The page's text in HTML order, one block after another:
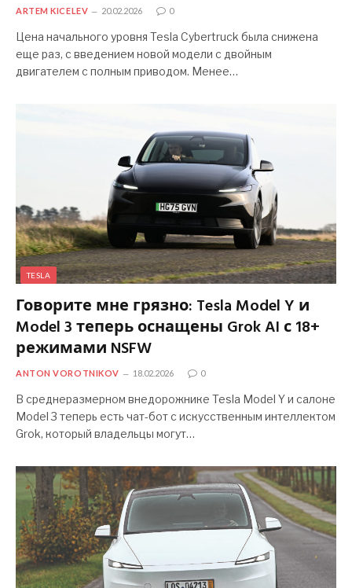
ARTEM KICELEV 20.02.2026 0
Цена начального уровня Tesla Cybertruck была снижена
еще раз, с введением новой модели с двойным
двигателем с полным приводом. Менее…
TESLA
Говорите мне грязно: Tesla Model Y и
Model 3 теперь оснащены Grok AI с 18+
режимами NSFW
ANTON VOROTNIKOV 18.02.2026 0
В среднеразмерном внедорожнике Tesla Model Y и салоне
Model 3 теперь есть чат-бот с искусственным интеллектом
Grok, который владельцы могут…